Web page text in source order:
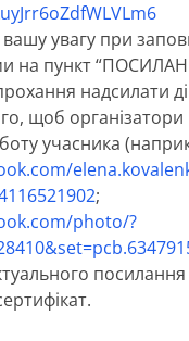
увагу при
на пункт
надсилати
щоб
учасника
;
photo/?